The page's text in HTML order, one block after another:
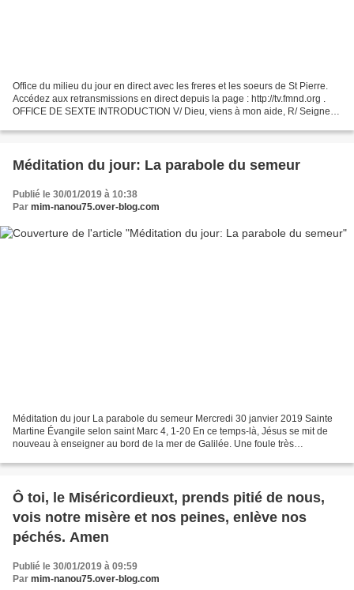
Office du milieu du jour en direct avec les freres et les soeurs de St Pierre.
Accédez aux retransmissions en direct depuis la page : http://tv.fmnd.org .
OFFICE DE SEXTE INTRODUCTION V/ Dieu, viens à mon aide, R/ Seigneur,
Méditation du jour: La parabole du semeur
Publié le 30/01/2019 à 10:38
Par mim-nanou75.over-blog.com
Méditation du jour La parabole du semeur Mercredi 30 janvier 2019 Sainte
Martine Évangile selon saint Marc 4, 1-20 En ce temps-là, Jésus se mit de
nouveau à enseigner au bord de la mer de Galilée. Une foule très
Ô toi, le Miséricordieuxt, prends pitié de nous,
vois notre misère et nos peines, enlève nos
péchés. Amen
Publié le 30/01/2019 à 09:59
Par mim-nanou75.over-blog.com